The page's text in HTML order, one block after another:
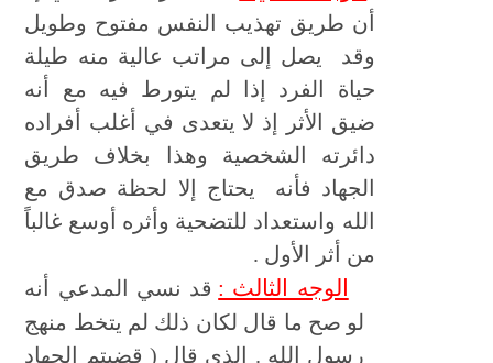
أن طريق تهذيب النفس مفتوح وطويل
وقد يصل إلى مراتب عالية منه طيلة
حياة الفرد إذا لم يتورط فيه مع أنه
ضيق الأثر إذ لا يتعدى في أغلب أفراده
دائرته الشخصية وهذا بخلاف طريق
الجهاد فأنه يحتاج إلا لحظة صدق مع
الله واستعداد للتضحية وأثره أوسع غالباً
من أثر الأول .
الوجه الثالث : قد نسي المدعي أنه
لو صح ما قال لكان ذلك لم يتخط منهج
رسول الله . الذي قال ( قضيتم الجهاد